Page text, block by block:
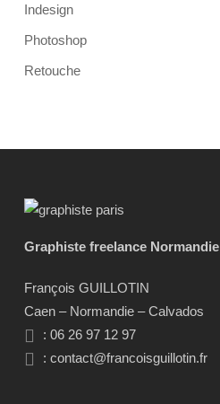
Indesign
Photoshop
Retouche
Graphiste freelance Normandie
François GUILLOTIN
Caen – Normandie – Calvados
: 06 26 97 12 97
:contact@francoisguillotin.fr